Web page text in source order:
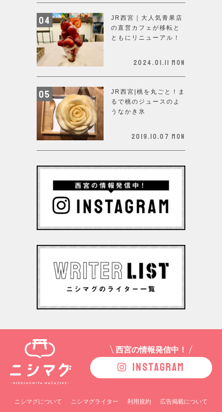
JR西宮｜大人気青果店
の直営カフェが移転と
ともにリニューアル！
2024.01.11 Mon
JR西宮|桃を丸ごと！ま
るで桃のジュースのよ
うなかき氷
2019.10.07 Mon
西宮の情報発信中！
INSTAGRAM
ニシマグについて ニシマグライター 利用規約 広告掲載について